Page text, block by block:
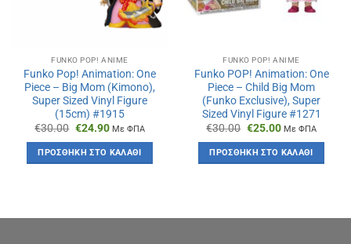
FUNKO POP! ANIME
Funko Pop! Animation: One
Piece – Big Mom (Kimono),
Super Sized Vinyl Figure
(15cm) #1915
€30.00 Original
was:
€30.00.
€24.90Η
τιμή
είναι:
€24.90.
Με ΦΠΑ
ΠΡΟΣΘΉΚΗ ΣΤΟ ΚΑΛΆΘΙ
FUNKO POP! ANIME
Funko POP! Animation: One
Piece – Child Big Mom
(Funko Exclusive), Super
Sized Vinyl Figure #1271
€30.00 Original
was:
€30.00.
€25.00Η
τιμή
είναι:
€25.00.
Με ΦΠΑ
ΠΡΟΣΘΉΚΗ ΣΤΟ ΚΑΛΆΘΙ